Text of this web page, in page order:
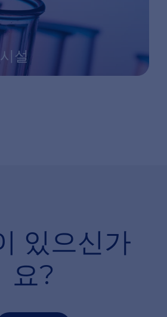
설
있으신가
요?